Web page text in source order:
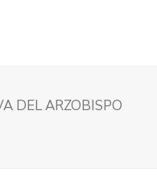
DEL ARZOBISPO